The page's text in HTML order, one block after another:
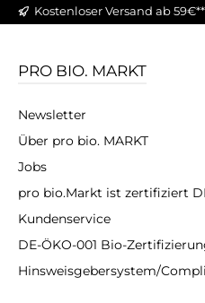
Kostenloser Versand ab 59€**
PRO BIO. MARKT
Newsletter
Über pro bio. MARKT
Jobs
pro bio.Markt ist zertifiziert
Kundenservice
DE-ÖKO-001 Bio-
Hinsweisgebersystem/